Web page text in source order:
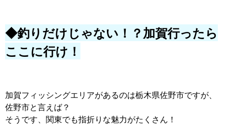
◆釣りだけじゃない！？加賀行ったら
ここに行け！
加賀フィッシングエリアがあるのは栃木県佐野市ですが、
佐野市と言えば？
そうです、関東でも指折りな魅力がたくさん！